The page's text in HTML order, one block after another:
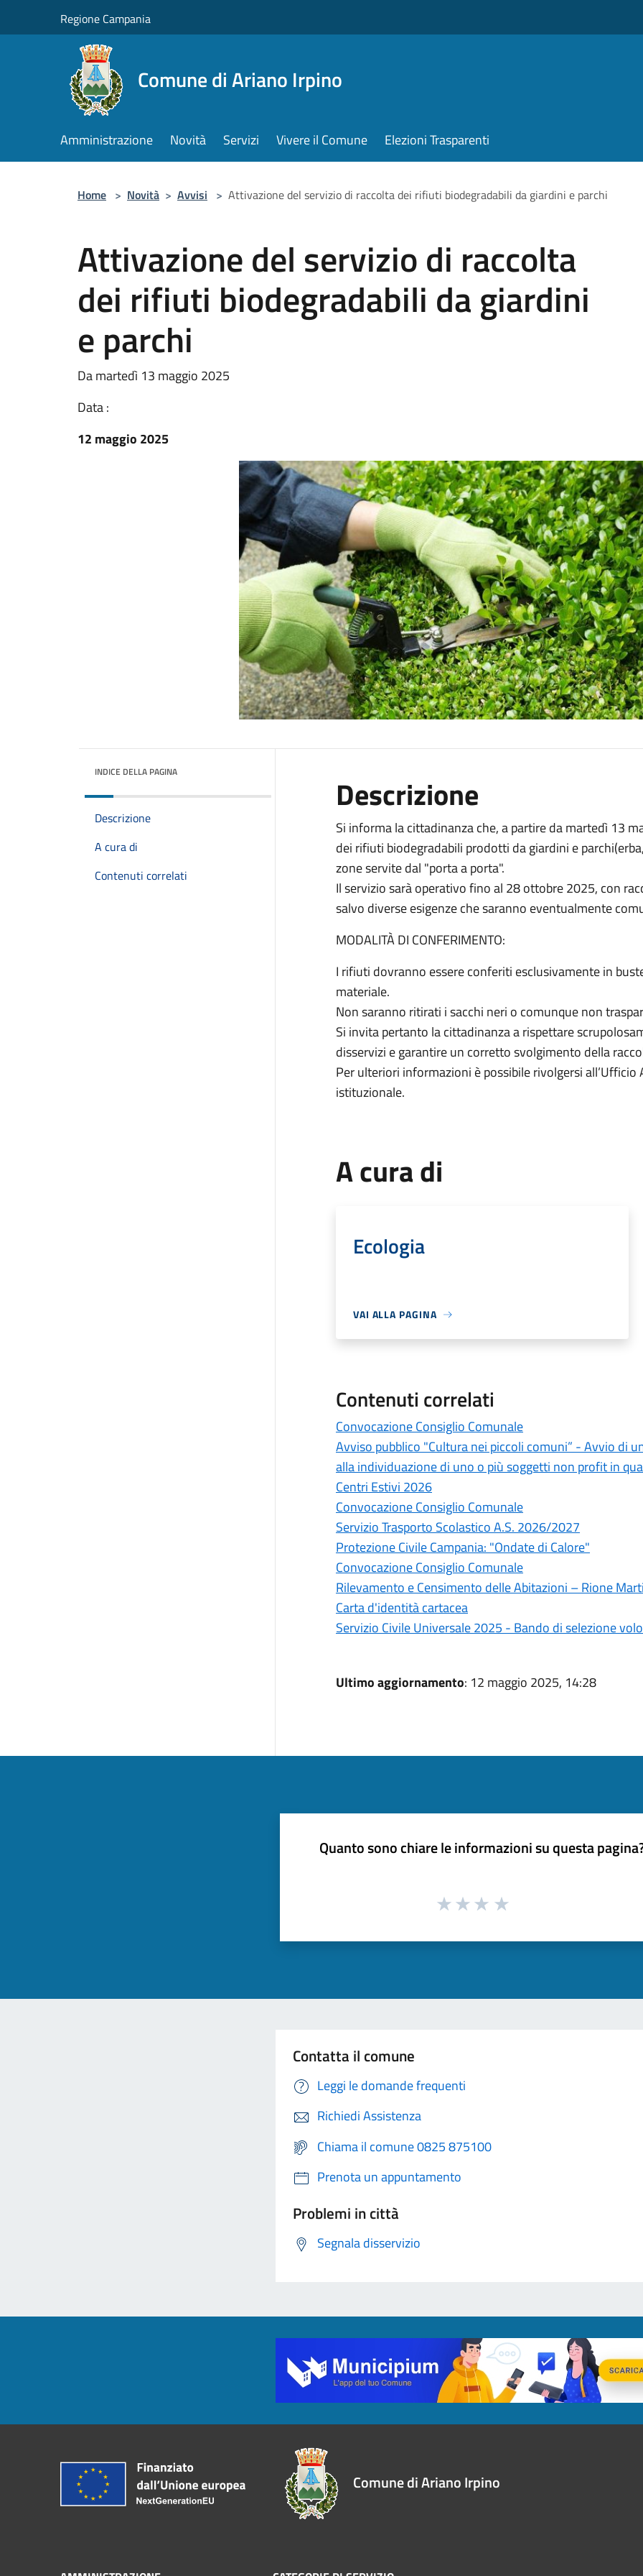
Regione Campania
Comune di Ariano Irpino
Amministrazione Novità Servizi Vivere il Comune Elezioni Trasparenti
Home > Novità > Avvisi > Attivazione del servizio di raccolta dei rifiuti biodegradabili da giardini e parchi
Attivazione del servizio di raccolta
dei rifiuti biodegradabili da giardini
e parchi
Da martedì 13 maggio 2025
Data :
12 maggio 2025
INDICE DELLA PAGINA
Descrizione
A cura di
Contenuti correlati
Descrizione
Si informa la cittadinanza che, a partire da martedì 13
dei rifiuti biodegradabili prodotti da giardini e
zone servite dal "porta a porta".
Il servizio sarà operativo fino al 28 ottobre 2025, con
salvo diverse esigenze che saranno eventualmente
MODALITÀ DI CONFERIMENTO:
I rifiuti dovranno essere conferiti esclusivamente in
materiale.
Non saranno ritirati i sacchi neri o comunque non
Si invita pertanto la cittadinanza a rispettare
disservizi e garantire un corretto svolgimento della
Per ulteriori informazioni è possibile rivolgersi
istituzionale.
A cura di
Ecologia
VAI ALLA PAGINA
Contenuti correlati
Convocazione Consiglio Comunale
Avviso pubblico "Cultura nei piccoli comuni” - Avvio di
alla individuazione di uno o più soggetti non profit in
Centri Estivi 2026
Convocazione Consiglio Comunale
Servizio Trasporto Scolastico A.S. 2026/2027
Protezione Civile Campania: "Ondate di Calore"
Convocazione Consiglio Comunale
Rilevamento e Censimento delle Abitazioni – Rione
Carta d'identità cartacea
Servizio Civile Universale 2025 - Bando di selezione
Ultimo aggiornamento: 12 maggio 2025, 14:28
Quanto sono chiare le informazioni su questa
Contatta il comune
Leggi le domande frequenti
Richiedi Assistenza
Chiama il comune 0825 875100
Prenota un appuntamento
Problemi in città
Segnala disservizio
Comune di Ariano Irpino